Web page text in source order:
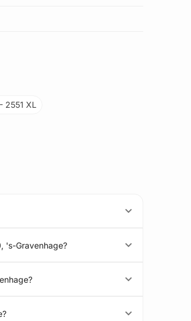
2551 XL
's-Gravenhage?